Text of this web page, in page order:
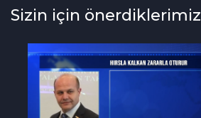
Sizin için önerdiklerimiz